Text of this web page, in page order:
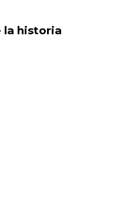
la historia